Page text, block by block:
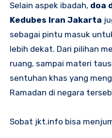
Selain aspek ibadah, doa
Kedubes Iran Jakarta
sebagai pintu masuk
lebih dekat. Dari pilihan
ruang, sampai materi
sentuhan khas yang
Ramadan di negara
Sobat jkt.info bisa